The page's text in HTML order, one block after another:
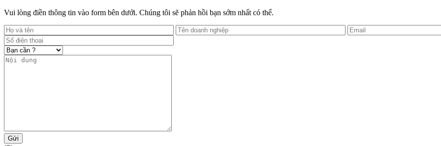
Vui lòng điền thông tin vào form bên dưới. Chúng tôi sẽ phản hồi bạn sớm nhất có thể.
Gửi